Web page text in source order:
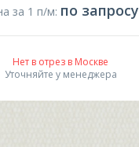
за 1 п/м: по запросу
Нет в отрез в Москве
Уточняйте у менеджера